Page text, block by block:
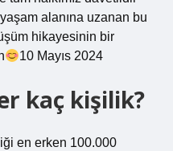
alanına uzanan bu
hikayesinin bir
10 Mayıs 2024
kaç kişilik?
en erken 100.000